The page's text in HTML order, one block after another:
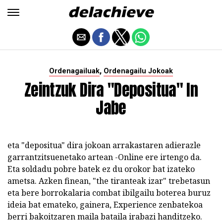
Ordenagailuak, Ordenagailu Jokoak
Zeintzuk Dira "depositua" In
Jabe
eta "depositua" dira jokoan arrakastaren adierazle
garrantzitsuenetako artean -Online ere irtengo da.
Eta soldadu pobre batek ez du orokor bat izateko
ametsa. Azken finean, "the tiranteak izar" trebetasun
eta bere borrokalaria combat ibilgailu boterea buruz
ideia bat emateko, gainera, Experience zenbatekoa
berri bakoitzaren maila bataila irabazi handitzeko.